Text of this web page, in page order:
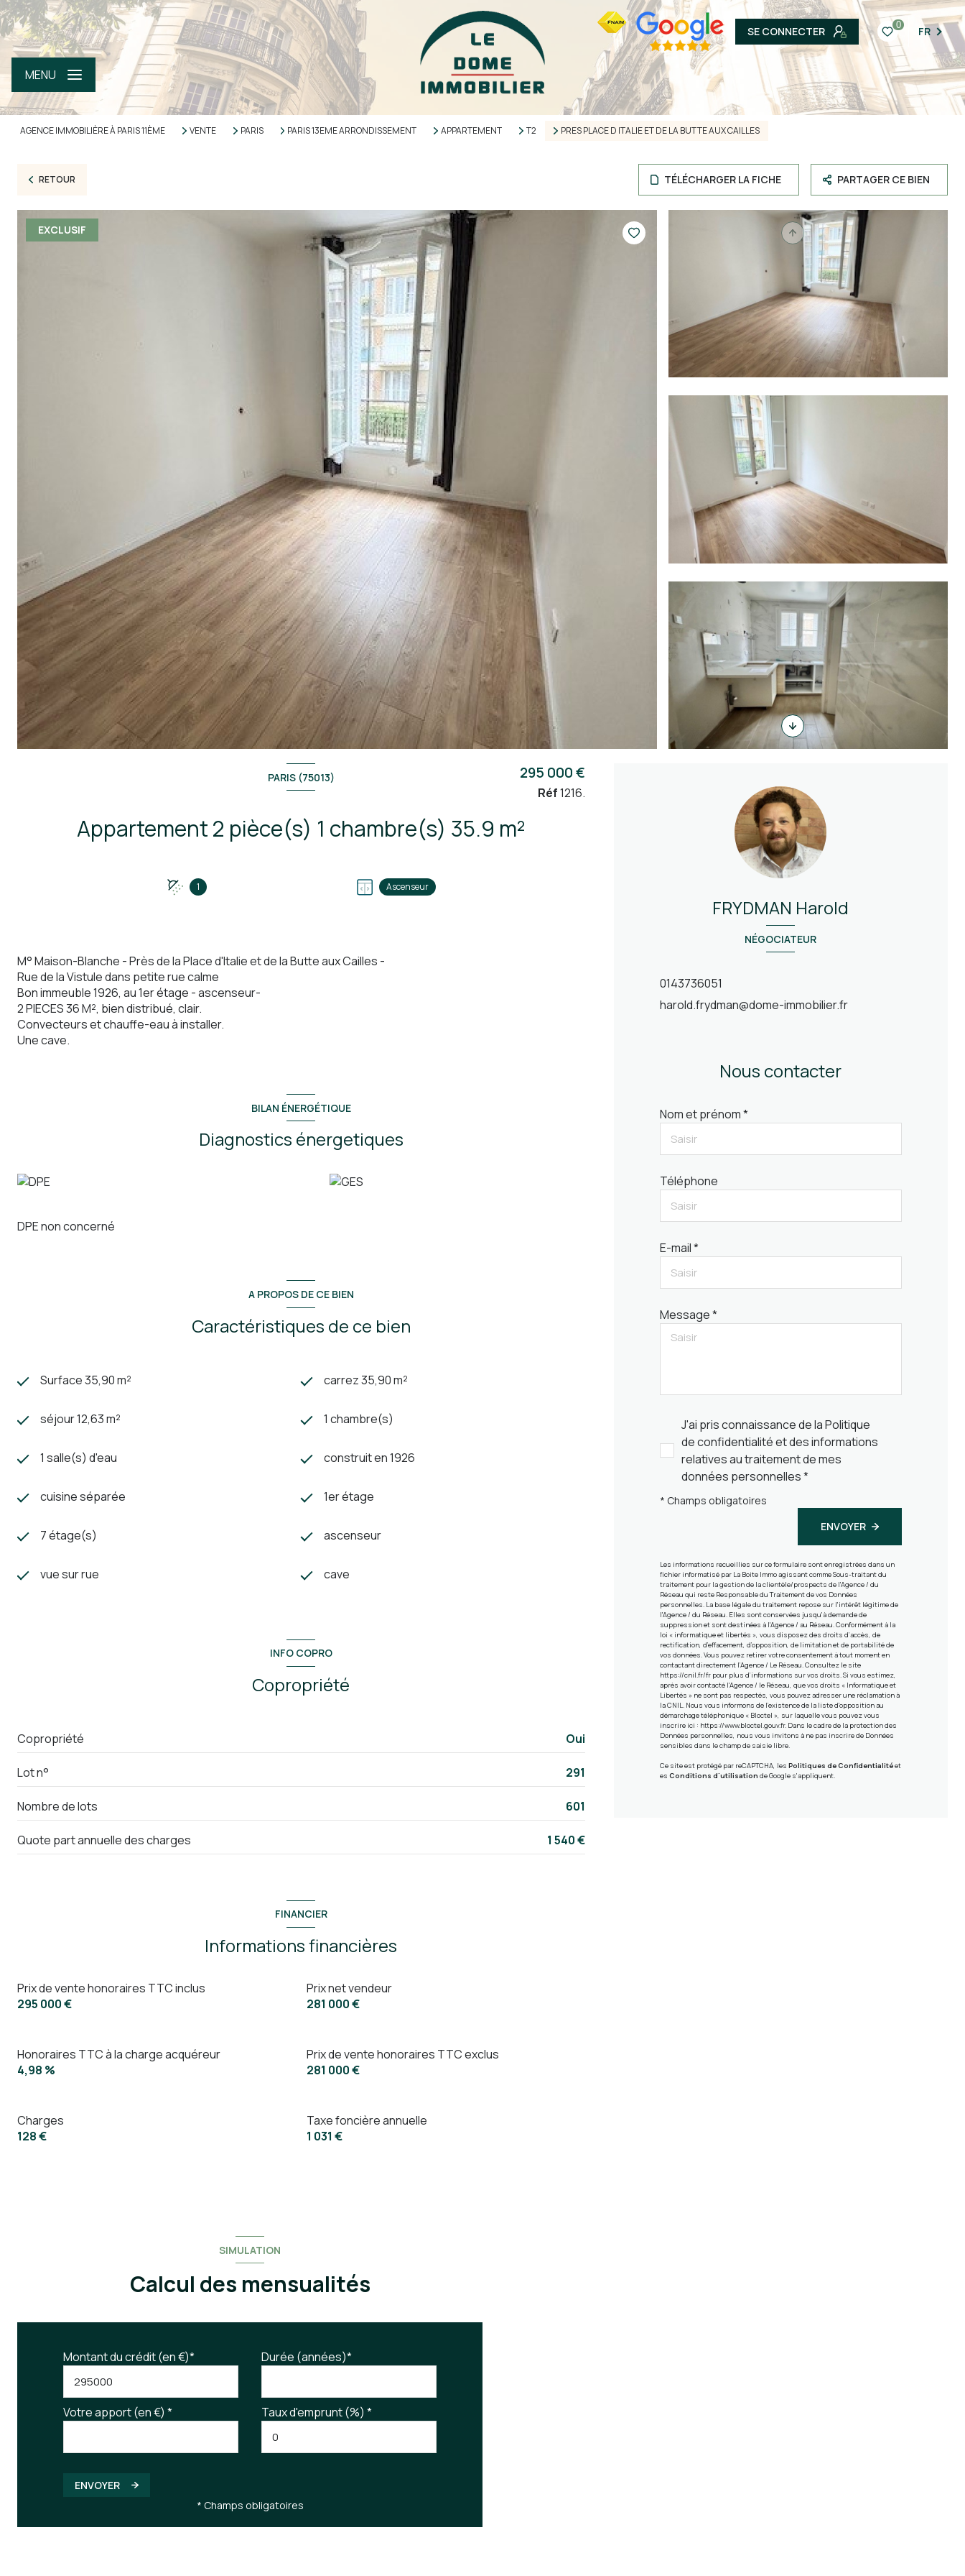
SE CONNECTER 0 FR
MENU
AGENCE IMMOBILIÈRE À PARIS 11ÈME VENTE PARIS PARIS 13EME ARRONDISSEMENT APPARTEMENT T2 PRES PLACE D ITALIE ET DE LA BUTTE AUX CAILLES
RETOUR TÉLÉCHARGER LA FICHE PARTAGER CE BIEN
EXCLUSIF
PARIS (75013)
Appartement 2 pièce(s) 1 chambre(s) 35.9 m²
1 Ascenseur
295 000 €
Réf1216.
M° Maison-Blanche - Près de la Place d'Italie et de la Butte aux Cailles -
Rue de la Vistule dans petite rue calme
Bon immeuble 1926, au 1er étage - ascenseur-
2 PIECES 36 M², bien distribué, clair.
Convecteurs et chauffe-eau à installer.
Une cave.
BILAN ÉNERGÉTIQUE
Diagnostics énergetiques
DPE non concerné
A PROPOS DE CE BIEN
Caractéristiques de ce bien
Surface 35,90 m² carrez 35,90 m²
séjour 12,63 m² 1 chambre(s)
1 salle(s) d'eau construit en 1926
cuisine séparée 1er étage
7 étage(s) ascenseur
vue sur rue cave
INFO COPRO
Copropriété
Copropriété Oui
Lot n° 291
Nombre de lots 601
Quote part annuelle des charges 1 540 €
FINANCIER
Informations financières
Prix de vente honoraires TTC inclus
295 000 €
Prix net vendeur
281 000 €
Prix de vente honoraires TTC exclus
281 000 €
Honoraires TTC à la charge acquéreur
4,98 %
Charges
128 €
Taxe foncière annuelle
1 031 €
NÉGOCIATEUR
FRYDMAN Harold
0143736051
harold.frydman@dome-immobilier.fr
Nous contacter
Nom et prénom *
Téléphone
E-mail *
Message *
J'ai pris connaissance de la Politique
de confidentialité et des informations
relatives au traitement de mes
données personnelles *
* Champs obligatoires
ENVOYER
Les informations recueillies sur ce formulaire sont enregistrées dans un
fichier informatisé par La Boite Immo agissant comme Sous-traitant du
traitement pour la gestion de la clientèle/prospects de l'Agence / du
Réseau qui reste Responsable du Traitement de vos Données
personnelles. La base légale du traitement repose sur l'intérêt légitime de
l'Agence / du Réseau. Elles sont conservées jusqu'à demande de
suppression et sont destinées à l'Agence / au Réseau. Conformément à la
loi « informatique et libertés », vous disposez des droits d’accès, de
rectification, d’effacement, d’opposition, de limitation et de portabilité de
vos données. Vous pouvez retirer votre consentement à tout moment en
contactant directement l’Agence / Le Réseau. Consultez le site
https://cnil.fr/frpour plus d’informations sur vos droits. Si vous estimez,
après avoir contacté l'Agence / le Réseau, que vos droits « Informatique et
Libertés » ne sont pas respectés, vous pouvez adresser une réclamation à
la CNIL. Nous vous informons de l’existence de la liste d'opposition au
démarchage téléphonique « Bloctel », sur laquelle vous pouvez vous
inscrire ici : https://www.bloctel.gouv.fr. Dans le cadre de la protection des
Données personnelles, nous vous invitons à ne pas inscrire de Données
sensibles dans le champ de saisie libre.
Ce site est protégé par reCAPTCHA, les Politiques de Confidentialitéet
es Conditions d'utilisation de Google s'appliquent.
SIMULATION
Calcul des mensualités
Montant du crédit (en €)* Durée (années)*
Votre apport (en €) * Taux d'emprunt (%) *
ENVOYER
* Champs obligatoires